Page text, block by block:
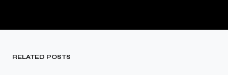
RELATED POSTS